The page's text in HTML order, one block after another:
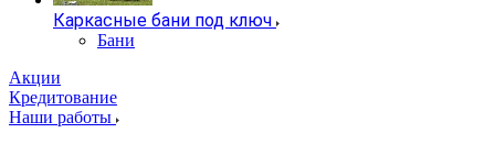
Каркасные бани под ключ
Бани
Акции
Кредитование
Наши работы